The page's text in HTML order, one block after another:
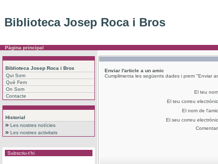
Biblioteca Josep Roca i Bros
Pàgina principal
Biblioteca Josep Roca i Bros
Qui Som
Què Fem
On Som
Contacte
Historial
Les nostres notícies
Les nostres activitats
Subscriu-t'hi
Enviar l'article a un amic
Cumplimenta les següents dades i prem "Enviar
El teu nom
El teu correu electrònic
El nom de l'amic
El seu correu electrònic
Comentari